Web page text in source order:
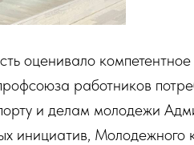
оценивало
работников
и делам молодежи
инициатив, Молодежного